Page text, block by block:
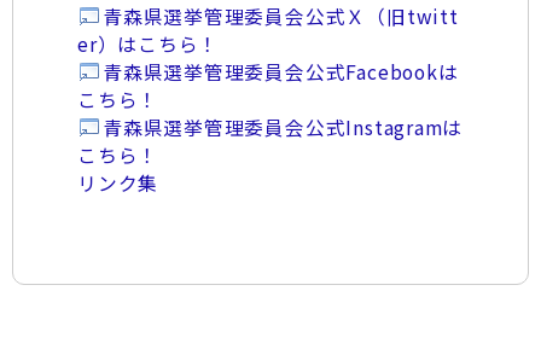
青森県選挙管理委員会公式Ｘ（旧twitt
er）はこちら！
青森県選挙管理委員会公式Facebookは
こちら！
青森県選挙管理委員会公式Instagramは
こちら！
リンク集